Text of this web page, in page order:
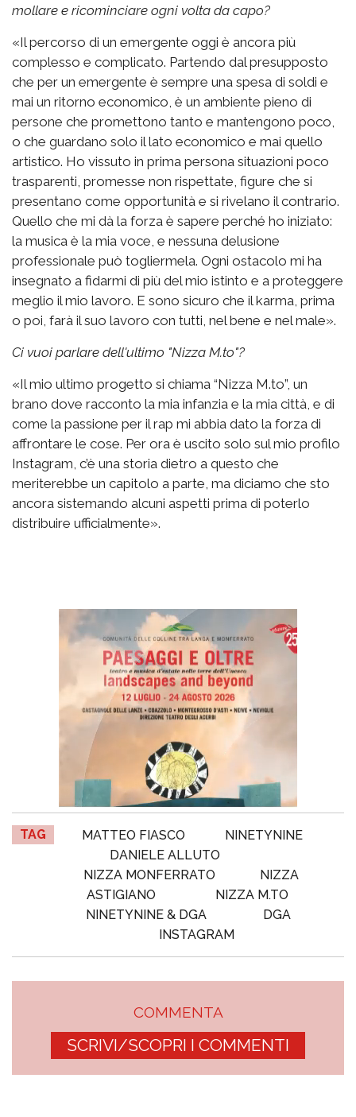
mollare e ricominciare ogni volta da capo?
«Il percorso di un emergente oggi è ancora più
complesso e complicato. Partendo dal presupposto
che per un emergente è sempre una spesa di soldi e
mai un ritorno economico, è un ambiente pieno di
persone che promettono tanto e mantengono poco,
o che guardano solo il lato economico e mai quello
artistico. Ho vissuto in prima persona situazioni poco
trasparenti, promesse non rispettate, figure che si
presentano come opportunità e si rivelano il contrario.
Quello che mi dà la forza è sapere perché ho iniziato:
la musica è la mia voce, e nessuna delusione
professionale può togliermela. Ogni ostacolo mi ha
insegnato a fidarmi di più del mio istinto e a proteggere
meglio il mio lavoro. E sono sicuro che il karma, prima
o poi, farà il suo lavoro con tutti, nel bene e nel male».
Ci vuoi parlare dell'ultimo "Nizza M.to"?
«Il mio ultimo progetto si chiama “Nizza M.to”, un
brano dove racconto la mia infanzia e la mia città, e di
come la passione per il rap mi abbia dato la forza di
affrontare le cose. Per ora è uscito solo sul mio profilo
Instagram, c’è una storia dietro a questo che
meriterebbe un capitolo a parte, ma diciamo che sto
ancora sistemando alcuni aspetti prima di poterlo
distribuire ufficialmente».
TAG MATTEO FIASCO
NINETYNINE
DANIELE ALLUTO
NIZZA MONFERRATO
NIZZA
ASTIGIANO
NIZZA M.TO
NINETYNINE & DGA
DGA
INSTAGRAM
COMMENTA
SCRIVI/SCOPRI I COMMENTI